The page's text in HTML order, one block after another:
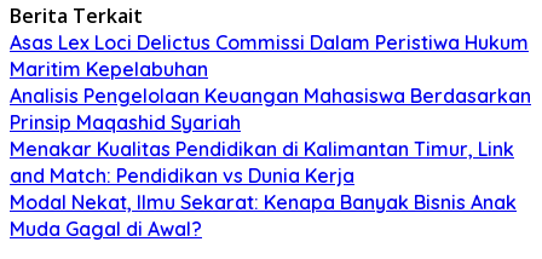
Berita Terkait
Asas Lex Loci Delictus Commissi Dalam Peristiwa Hukum
Maritim Kepelabuhan
Analisis Pengelolaan Keuangan Mahasiswa Berdasarkan
Prinsip Maqashid Syariah
Menakar Kualitas Pendidikan di Kalimantan Timur, Link
and Match: Pendidikan vs Dunia Kerja
Modal Nekat, Ilmu Sekarat: Kenapa Banyak Bisnis Anak
Muda Gagal di Awal?